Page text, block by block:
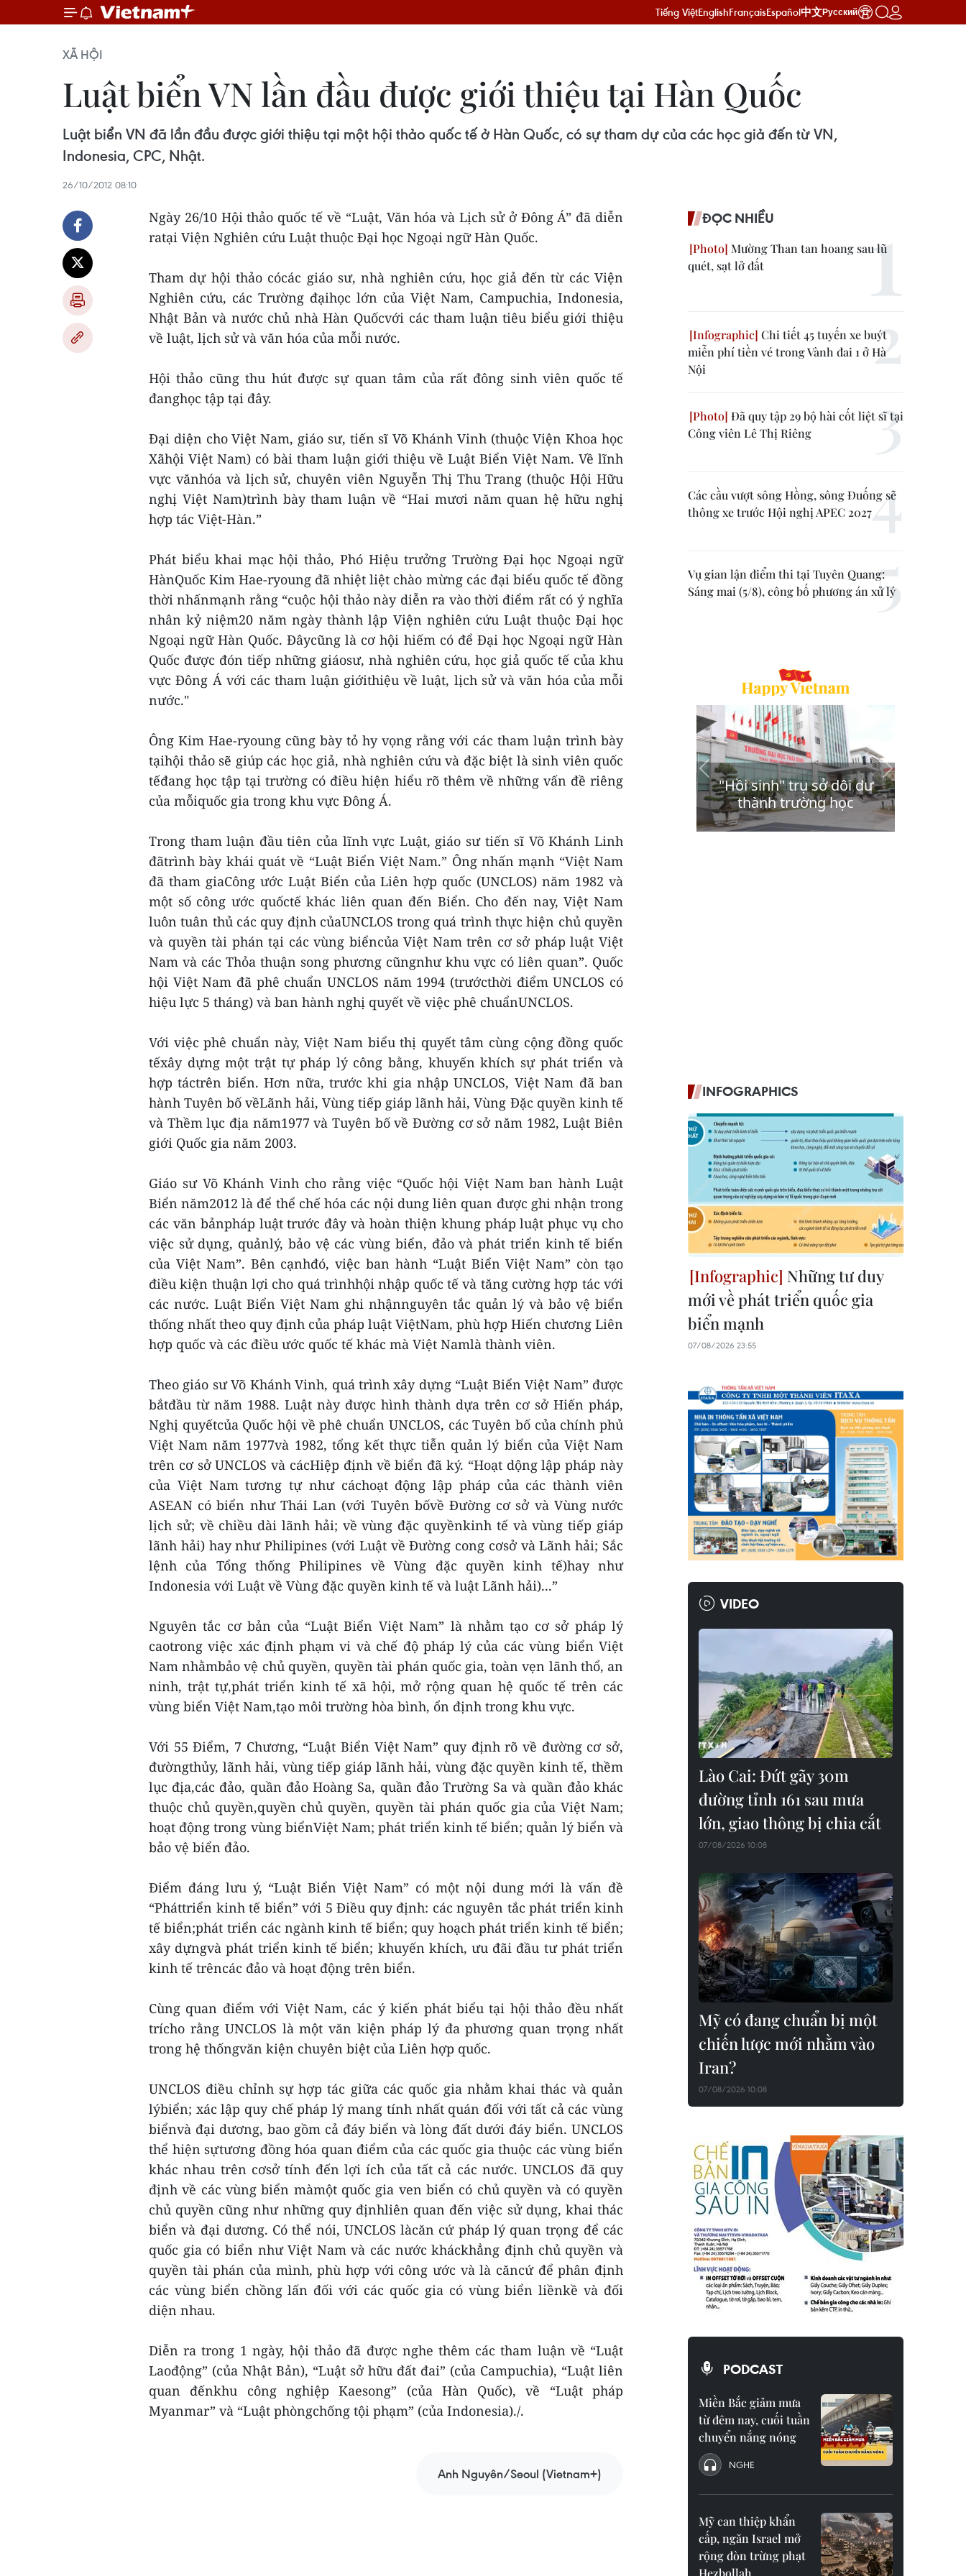
Tiếng ViệtEnglishFrançaisEspañol中文Русский
XÃ HỘI
Luật biển VN lần đầu được giới thiệu tại Hàn Quốc
Luật biển VN đã lần đầu được giới thiệu tại một hội thảo quốc tế ở Hàn Quốc, có sự tham dự của các học giả đến từ VN,
Indonesia, CPC, Nhật.
26/10/2012 08:10
Ngày 26/10 Hội thảo quốc tế về “Luật, Văn hóa và Lịch sử ở Đông Á” đã diễn
ratại Viện Nghiên cứu Luật thuộc Đại học Ngoại ngữ Hàn Quốc.
Tham dự hội thảo cócác giáo sư, nhà nghiên cứu, học giả đến từ các Viện
Nghiên cứu, các Trường đạihọc lớn của Việt Nam, Campuchia, Indonesia,
Nhật Bản và nước chủ nhà Hàn Quốcvới các tham luận tiêu biểu giới thiệu
về luật, lịch sử và văn hóa của mỗi nước.
Hội thảo cũng thu hút được sự quan tâm của rất đông sinh viên quốc tế
đanghọc tập tại đây.
Đại diện cho Việt Nam, giáo sư, tiến sĩ Võ Khánh Vinh (thuộc Viện Khoa học
Xãhội Việt Nam) có bài tham luận giới thiệu về Luật Biển Việt Nam. Về lĩnh
vực vănhóa và lịch sử, chuyên viên Nguyễn Thị Thu Trang (thuộc Hội Hữu
nghị Việt Nam)trình bày tham luận về “Hai mươi năm quan hệ hữu nghị
hợp tác Việt-Hàn.”
Phát biểu khai mạc hội thảo, Phó Hiệu trưởng Trường Đại học Ngoại ngữ
HànQuốc Kim Hae-ryoung đã nhiệt liệt chào mừng các đại biểu quốc tế đồng
thời nhấnmạnh rằng “cuộc hội thảo này diễn ra vào thời điểm rất có ý nghĩa
nhân kỷ niệm20 năm ngày thành lập Viện nghiên cứu Luật thuộc Đại học
Ngoại ngữ Hàn Quốc. Đâycũng là cơ hội hiếm có để Đại học Ngoại ngữ Hàn
Quốc được đón tiếp những giáosư, nhà nghiên cứu, học giả quốc tế của khu
vực Đông Á với các tham luận giớithiệu về luật, lịch sử và văn hóa của mỗi
nước."
Ông Kim Hae-ryoung cũng bày tỏ hy vọng rằng với các tham luận trình bày
tạihội thảo sẽ giúp các học giả, nhà nghiên cứu và đặc biệt là sinh viên quốc
tếđang học tập tại trường có điều hiện hiểu rõ thêm về những vấn đề riêng
của mỗiquốc gia trong khu vực Đông Á.
Trong tham luận đầu tiên của lĩnh vực Luật, giáo sư tiến sĩ Võ Khánh Linh
đãtrình bày khái quát về “Luật Biển Việt Nam.” Ông nhấn mạnh “Việt Nam
đã tham giaCông ước Luật Biển của Liên hợp quốc (UNCLOS) năm 1982 và
một số công ước quốctế khác liên quan đến Biển. Cho đến nay, Việt Nam
luôn tuân thủ các quy định củaUNCLOS trong quá trình thực hiện chủ quyền
và quyền tài phán tại các vùng biểncủa Việt Nam trên cơ sở pháp luật Việt
Nam và các Thỏa thuận song phương cũngnhư khu vực có liên quan”. Quốc
hội Việt Nam đã phê chuẩn UNCLOS năm 1994 (trướcthời điểm UNCLOS có
hiệu lực 5 tháng) và ban hành nghị quyết về việc phê chuẩnUNCLOS.
Với việc phê chuẩn này, Việt Nam biểu thị quyết tâm cùng cộng đồng quốc
tếxây dựng một trật tự pháp lý công bằng, khuyến khích sự phát triển và
hợp táctrên biển. Hơn nữa, trước khi gia nhập UNCLOS, Việt Nam đã ban
hành Tuyên bố vềLãnh hải, Vùng tiếp giáp lãnh hải, Vùng Đặc quyền kinh tế
và Thềm lục địa năm1977 và Tuyên bố về Đường cơ sở năm 1982, Luật Biên
giới Quốc gia năm 2003.
Giáo sư Võ Khánh Vinh cho rằng việc “Quốc hội Việt Nam ban hành Luật
Biển năm2012 là để thể chế hóa các nội dung liên quan được ghi nhận trong
các văn bảnpháp luật trước đây và hoàn thiện khung pháp luật phục vụ cho
việc sử dụng, quảnlý, bảo vệ các vùng biển, đảo và phát triển kinh tế biển
của Việt Nam”. Bên cạnhđó, việc ban hành “Luật Biển Việt Nam” còn tạo
điều kiện thuận lợi cho quá trìnhhội nhập quốc tế và tăng cường hợp tác với
các nước. Luật Biển Việt Nam ghi nhậnnguyên tắc quản lý và bảo vệ biển
thống nhất theo quy định của pháp luật ViệtNam, phù hợp Hiến chương Liên
hợp quốc và các điều ước quốc tế khác mà Việt Namlà thành viên.
Theo giáo sư Võ Khánh Vinh, quá trình xây dựng “Luật Biển Việt Nam” được
bắtđầu từ năm 1988. Luật này được hình thành dựa trên cơ sở Hiến pháp,
Nghị quyếtcủa Quốc hội về phê chuẩn UNCLOS, các Tuyên bố của chính phủ
Việt Nam năm 1977và 1982, tổng kết thực tiễn quản lý biển của Việt Nam
trên cơ sở UNCLOS và cácHiệp định về biển đã ký. “Hoạt dộng lập pháp này
của Việt Nam tương tự như cáchoạt động lập pháp của các thành viên
ASEAN có biển như Thái Lan (với Tuyên bốvề Đường cơ sở và Vùng nước
lịch sử; về chiều dài lãnh hải; về vùng đặc quyềnkinh tế và vùng tiếp giáp
lãnh hải) hay như Philipines (với Luật về Đường cong cơsở và Lãnh hải; Sắc
lệnh của Tổng thống Philipines về Vùng đặc quyền kinh tế)hay như
Indonesia với Luật về Vùng đặc quyền kinh tế và luật Lãnh hải)...”
Nguyên tắc cơ bản của “Luật Biển Việt Nam” là nhằm tạo cơ sở pháp lý
caotrong việc xác định phạm vi và chế độ pháp lý của các vùng biển Việt
Nam nhằmbảo vệ chủ quyền, quyền tài phán quốc gia, toàn vẹn lãnh thổ, an
ninh, trật tự,phát triển kinh tế xã hội, mở rộng quan hệ quốc tế trên các
vùng biển Việt Nam,tạo môi trường hòa bình, ổn định trong khu vực.
Với 55 Điểm, 7 Chương, “Luật Biển Việt Nam” quy định rõ về đường cơ sở,
đườngthủy, lãnh hải, vùng tiếp giáp lãnh hải, vùng đặc quyền kinh tế, thềm
lục địa,các đảo, quần đảo Hoàng Sa, quần đảo Trường Sa và quần đảo khác
thuộc chủ quyền,quyền chủ quyền, quyền tài phán quốc gia của Việt Nam;
hoạt động trong vùng biểnViệt Nam; phát triển kinh tế biển; quản lý biển và
bảo vệ biển đảo.
Điểm đáng lưu ý, “Luật Biển Việt Nam” có một nội dung mới là vấn đề
“Pháttriển kinh tế biển” với 5 Điều quy định: các nguyên tắc phát triển kinh
tế biển;phát triển các ngành kinh tế biển; quy hoạch phát triển kinh tế biển;
xây dựngvà phát triển kinh tế biển; khuyến khích, ưu đãi đầu tư phát triển
kinh tế trêncác đảo và hoạt động trên biển.
Cùng quan điểm với Việt Nam, các ý kiến phát biểu tại hội thảo đều nhất
trícho rằng UNCLOS là một văn kiện pháp lý đa phương quan trọng nhất
trong hệ thốngvăn kiện chuyên biệt của Liên hợp quốc.
UNCLOS điều chỉnh sự hợp tác giữa các quốc gia nhằm khai thác và quản
lýbiển; xác lập quy chế pháp lý mang tính nhất quán đối với tất cả các vùng
biểnvà đại dương, bao gồm cả đáy biển và lòng đất dưới đáy biển. UNCLOS
thể hiện sựtương đồng hóa quan điểm của các quốc gia thuộc các vùng biển
khác nhau trên cơsở tính đến lợi ích của tất cả các nước. UNCLOS đã quy
định về các vùng biển màmột quốc gia ven biển có chủ quyền và có quyền
chủ quyền cũng như những quy địnhliên quan đến việc sử dụng, khai thác
biển và đại dương. Có thể nói, UNCLOS làcăn cứ pháp lý quan trọng để các
quốc gia có biển như Việt Nam và các nước kháckhẳng định chủ quyền và
quyền tài phán của mình, phù hợp với công ước và là căncứ để phân định
các vùng biển chồng lấn đối với các quốc gia có vùng biển liềnkề và đối
diện nhau.
Diễn ra trong 1 ngày, hội thảo đã được nghe thêm các tham luận về “Luật
Laođộng” (của Nhật Bản), “Luật sở hữu đất đai” (của Campuchia), “Luật liên
quan đếnkhu công nghiệp Kaesong” (của Hàn Quốc), về “Luật pháp
Myanmar” và “Luật phòngchống tội phạm” (của Indonesia)./.
Anh Nguyên/Seoul (Vietnam+)
ĐỌC NHIỀU
Mường Than tan hoang sau lũ
quét, sạt lở đất
Chi tiết 45 tuyến xe buýt
miễn phí tiền vé trong Vành đai 1 ở Hà
Nội
Đã quy tập 29 bộ hài cốt liệt sĩ tại
Công viên Lê Thị Riêng
Các cầu vượt sông Hồng, sông Đuống sẽ
thông xe trước Hội nghị APEC 2027
Vụ gian lận điểm thi tại Tuyên Quang:
Sáng mai (5/8), công bố phương án xử lý
INFOGRAPHICS
Những tư duy
mới về phát triển quốc gia
biển mạnh
07/08/2026 23:55
VIDEO
Lào Cai: Đứt gãy 30m
đường tỉnh 161 sau mưa
lớn, giao thông bị chia cắt
07/08/2026 10:08
Mỹ có đang chuẩn bị một
chiến lược mới nhằm vào
Iran?
07/08/2026 10:08
PODCAST
Miền Bắc giảm mưa
từ đêm nay, cuối tuần
chuyển nắng nóng
NGHE
Mỹ can thiệp khẩn
cấp, ngăn Israel mở
rộng đòn trừng phạt
Hezbollah